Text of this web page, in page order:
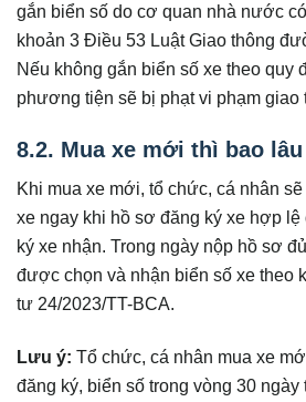
gắn biển số do cơ quan nhà nước
khoản 3 Điều 53 Luật Giao thông
Nếu không gắn biển số xe theo quy
phương tiện sẽ bị phạt vi phạm giao
8.2. Mua xe mới thì bao
Khi mua xe mới, tổ chức, cá nhân
xe ngay khi hồ sơ đăng ký xe hợp
ký xe nhận. Trong ngày nộp hồ sơ
được chọn và nhận biển số xe theo
tư 24/2023/TT-BCA.
Lưu ý: Tổ chức, cá nhân mua xe
đăng ký, biển số trong vòng 30